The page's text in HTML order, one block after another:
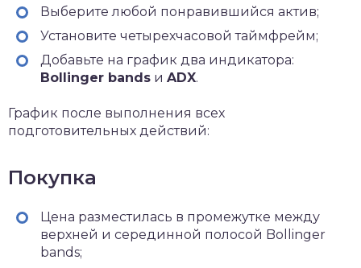
Выберите любой понравившийся актив;
Установите четырехчасовой таймфрейм;
Добавьте на график два индикатора:
Bollinger bands и ADX.
График после выполнения всех
подготовительных действий:
Покупка
Цена разместилась в промежутке между
верхней и серединной полосой Bollinger
bands;